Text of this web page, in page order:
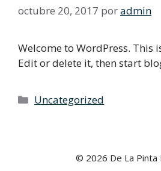
octubre 20, 2017 poradmin
Welcome to WordPress. This
Edit or delete it, then start
Categorías
Uncategorized
© 2026 De La Pinta